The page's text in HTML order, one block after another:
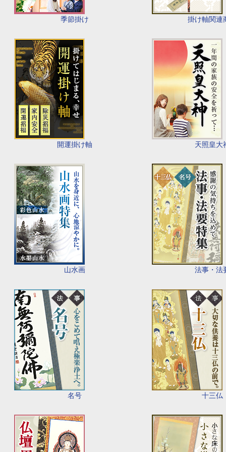
季節掛け 掛け軸関連
開運掛け軸 天照皇大
山水画 法事・法
名号 十三仏